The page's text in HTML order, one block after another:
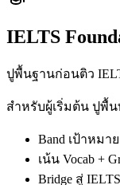
IELTS
ปูพื้นฐานก่อนติว
สำหรับผู้เริ่มต้น ปูพื้
Band เป้าหมา
เน้น Vocab +
Bridge สู่